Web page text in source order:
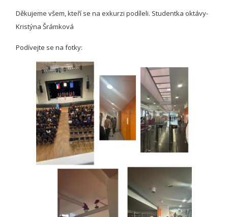
Děkujeme všem, kteří se na exkurzi podíleli. Studentka oktávy-
Kristýna Šrámková
Podívejte se na fotky: